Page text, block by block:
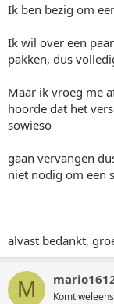
r
Ik ben bezig om
Ik wil over een
pakken, dus
Maar ik vroeg me
hoorde dat het
sowieso
gaan vervangen
niet nodig om een
alvast bedankt,
M Komt